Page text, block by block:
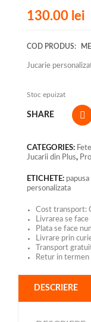
130.00 lei
COD PRODUS:
Jucarie
Stoc epuizat
SHARE
CATEGORIES: Fete
Jucarii din Plus,
ETICHETE:
personalizata
Cost transport:
Livrarea se
Plata se face
Livrare prin
Transport
Retur in termen
DESCRIERE